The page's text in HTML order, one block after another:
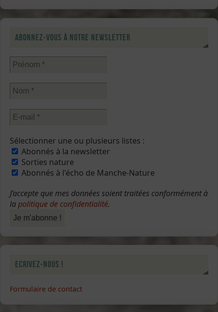
Abonnez-vous à notre newsletter
Sélectionner une ou plusieurs listes :
Abonnés à la newsletter
Sorties nature
Abonnés à l'écho de Manche-Nature
J’accepte que mes données soient traitées conformément à
lapolitique de confidentialité.
Ecrivez-nous !
Formulaire de contact